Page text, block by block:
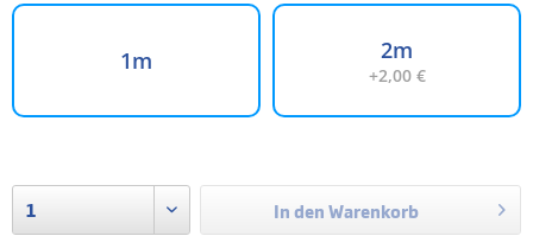
1m 2m
+2,00 €
In den Warenkorb